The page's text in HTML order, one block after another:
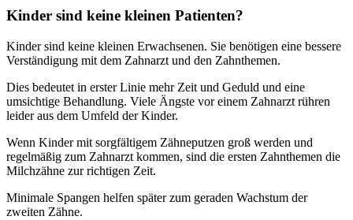
Kinder sind keine kleinen Patienten?
Kinder sind keine kleinen Erwachsenen. Sie benötigen eine bessere
Verständigung mit dem Zahnarzt und den Zahnthemen.
Dies bedeutet in erster Linie mehr Zeit und Geduld und eine
umsichtige Behandlung. Viele Ängste vor einem Zahnarzt rühren
leider aus dem Umfeld der Kinder.
Wenn Kinder mit sorgfältigem Zähneputzen groß werden und
regelmäßig zum Zahnarzt kommen, sind die ersten Zahnthemen die
Milchzähne zur richtigen Zeit.
Minimale Spangen helfen später zum geraden Wachstum der
zweiten Zähne.